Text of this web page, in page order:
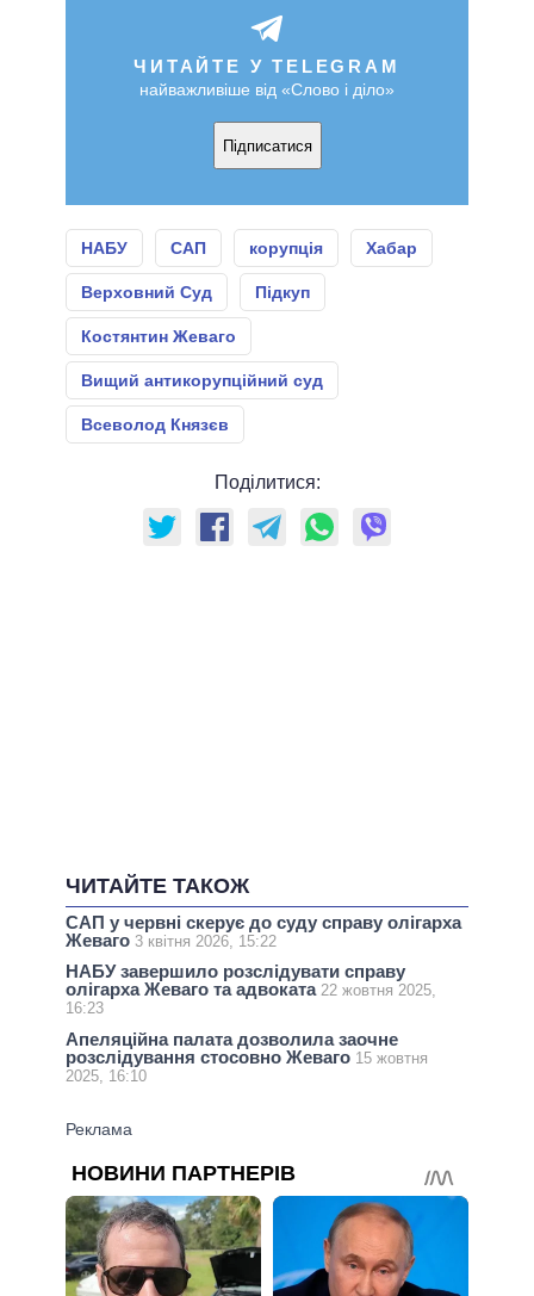
ЧИТАЙТЕ У TELEGRAM
найважливіше від «Слово і діло»
Підписатися
НАБУ САП корупція Хабар
Верховний Суд Підкуп
Костянтин Жеваго
Вищий антикорупційний суд
Всеволод Князєв
Поділитися:
ЧИТАЙТЕ ТАКОЖ
САП у червні скерує до суду справу олігарха
Жеваго 3 квітня 2026, 15:22
НАБУ завершило розслідувати справу
олігарха Жеваго та адвоката 22 жовтня 2025,
16:23
Апеляційна палата дозволила заочне
розслідування стосовно Жеваго 15 жовтня
2025, 16:10